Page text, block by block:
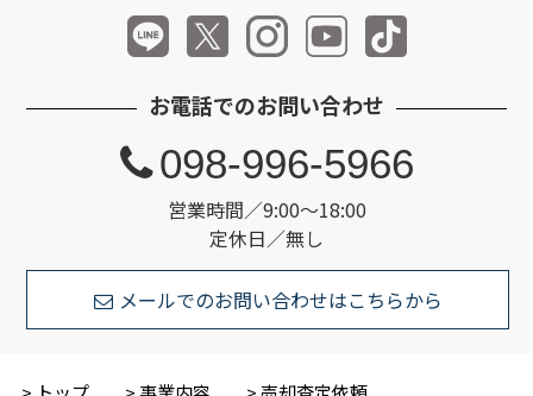
お電話でのお問い合わせ
営業時間／9:00～18:00
定休日／無し
098-996-5966
メールでのお問い合わせはこちらから